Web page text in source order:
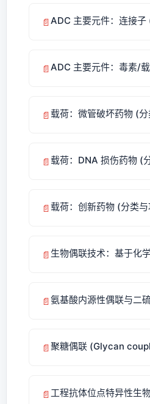
📄ADC 主要元件：连接
📄ADC 主要元件：毒素/
📄载荷：微管破坏药物 (
📄载荷：DNA 损伤药物 (
📄载荷：创新药物 (分类
📄 生物偶联技术：基于化
📄氨基酸内源性偶联与二
📄聚糖偶联 (Glycan
📄 工程抗体位点特异性生